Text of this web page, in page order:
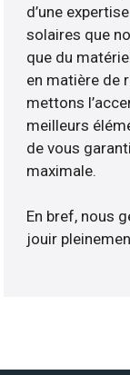
d’une
solaires que
que du
en matière de
mettons
meilleurs
de vous
maximale.
En bref, nous
jouir